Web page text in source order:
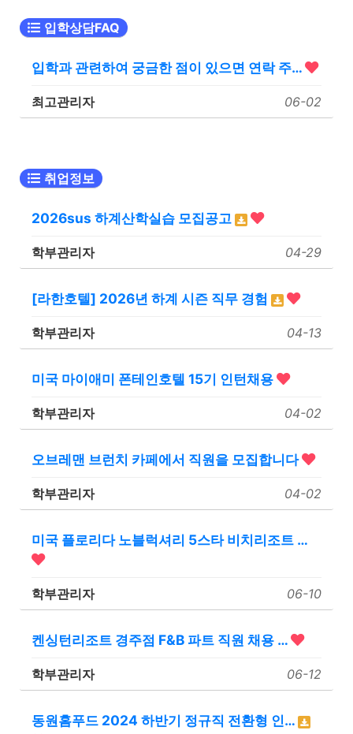
입학상담FAQ
입학과 관련하여 궁금한 점이 있으면 연락 주…
최고관리자 06-02
취업정보
2026sus 하계산학실습 모집공고
학부관리자 04-29
[라한호텔] 2026년 하계 시즌 직무 경험
학부관리자 04-13
미국 마이애미 폰테인호텔 15기 인턴채용
학부관리자 04-02
오브레맨 브런치 카페에서 직원을 모집합니다
학부관리자 04-02
미국 플로리다 노블럭셔리 5스타 비치리조트 …
학부관리자 06-10
켄싱턴리조트 경주점 F&B 파트 직원 채용 …
학부관리자 06-12
동원홈푸드 2024 하반기 정규직 전환형 인…